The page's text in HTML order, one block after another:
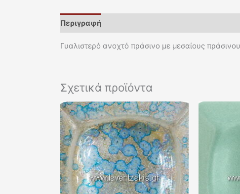
Περιγραφή
Γυαλιστερό ανοχτό πράσινο με μεσαίους
Σχετικά προϊόντα